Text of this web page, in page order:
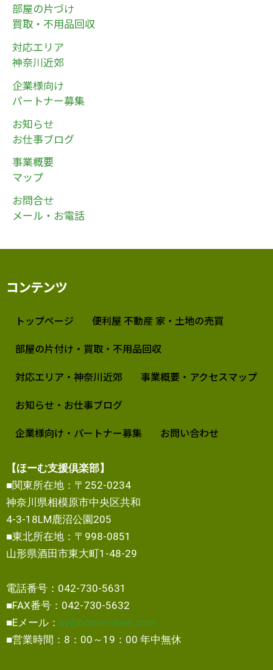
部屋の片づけ
買取・不用品回収
対応エリア
神奈川近郊
企業様向け
パートナー募集
お知らせ
お仕事ブログ
事業概要
マップ
お問合せ
メール・お電話
コンテンツ
トップページ
便利屋 不動産 家・土地の売買
部屋の片付け・買取・不用品回収
対応エリア・神奈川近郊
事業概要・アクセスマップ
お知らせ・お仕事ブログ
企業様向け・パートナー募集
お問い合わせ
【ほーむ支援倶楽部】
■関東所在地：〒252-0234
神奈川県相模原市中央区共和
4-3-18LM鹿沼公園205
■東北所在地：〒998-0851
山形県酒田市東大町1-48-29
電話番号：042-730-5631
■FAX番号：042-730-5632
■Eメール： by@home-shien.com
■営業時間：8：00～19：00 年中無休